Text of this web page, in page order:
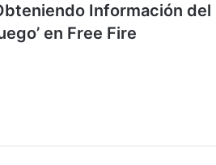
Información del
en Free Fire